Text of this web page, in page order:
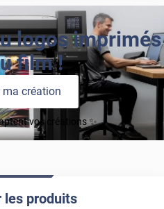
logos imprimés
film !
ma création
vos créations ✨
les produits